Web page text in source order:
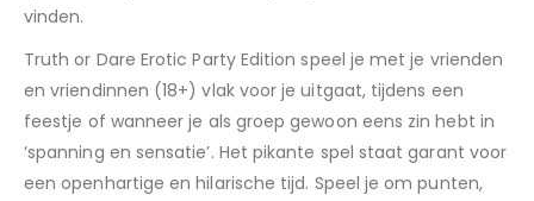
vinden.
Truth or Dare Erotic Party Edition speel je met je vrienden
en vriendinnen (18+) vlak voor je uitgaat, tijdens een
feestje of wanneer je als groep gewoon eens zin hebt in
‘spanning en sensatie’. Het pikante spel staat garant voor
een openhartige en hilarische tijd. Speel je om punten,